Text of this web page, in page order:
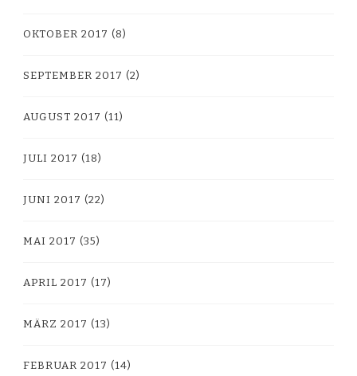
OKTOBER 2017 (8)
SEPTEMBER 2017 (2)
AUGUST 2017 (11)
JULI 2017 (18)
JUNI 2017 (22)
MAI 2017 (35)
APRIL 2017 (17)
MÄRZ 2017 (13)
FEBRUAR 2017 (14)